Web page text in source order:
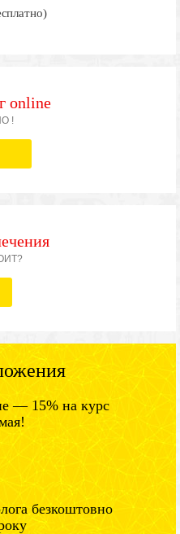
online
!
— 15% на курс
безкоштовно